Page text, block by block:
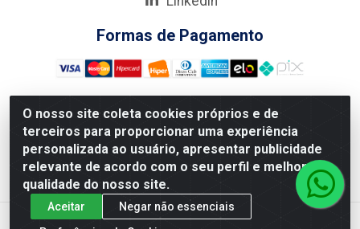
O nosso site coleta cookies próprios e de
terceiros para proporcionar uma experiência
personalizada ao usuário, apresentar publicidade
relevante de acordo com o seu perfil e melhorar a
qualidade do nosso site.
Aceitar
Negar não essenciais
Formas de Pagamento
Nova Boni Distribuidora de Material de Construção LTDA - Rua
Alice Tibiriçá, 330 - Vila Da Penha, Rio de Janeiro/RJ - CEP:
21.210-110 - CNPJ: 11.003.135/0001-27